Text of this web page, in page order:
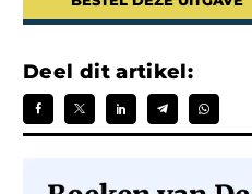
Deel dit artikel: